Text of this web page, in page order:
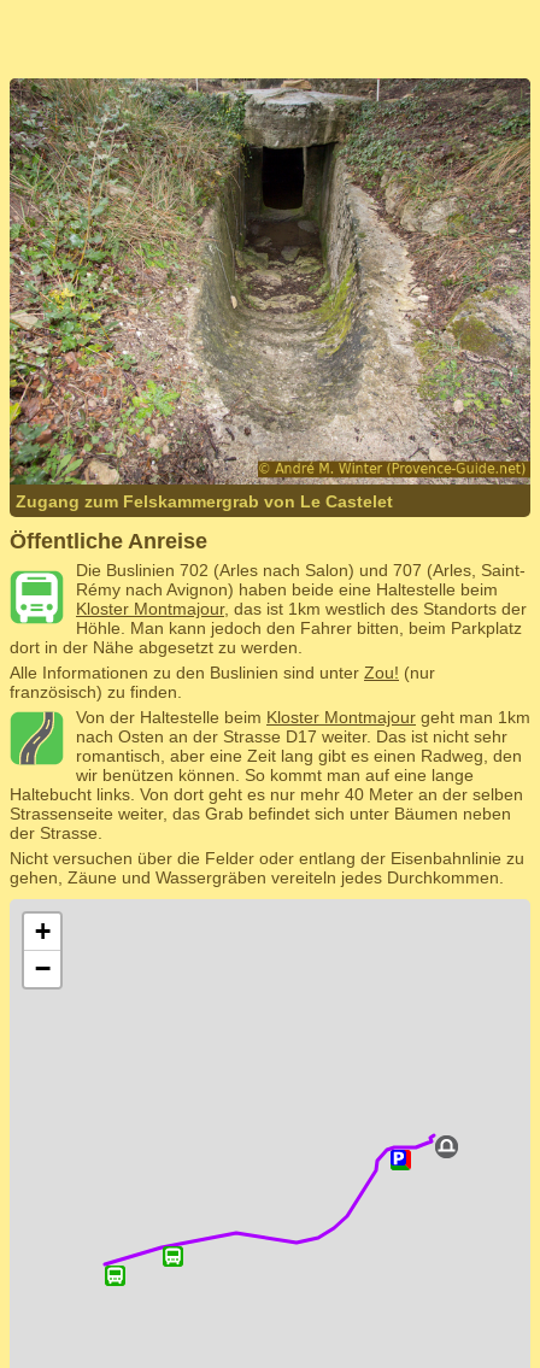
Zugang zum Felskammergrab von Le Castelet
Öffentliche Anreise
Die Buslinien 702 (Arles nach Salon) und 707 (Arles, Saint-
Rémy nach Avignon) haben beide eine Haltestelle beim
Kloster Montmajour, das ist 1km westlich des Standorts der
Höhle. Man kann jedoch den Fahrer bitten, beim Parkplatz
dort in der Nähe abgesetzt zu werden.
Alle Informationen zu den Buslinien sind unter Zou! (nur
französisch) zu finden.
Von der Haltestelle beim Kloster Montmajour geht man 1km
nach Osten an der Strasse D17 weiter. Das ist nicht sehr
romantisch, aber eine Zeit lang gibt es einen Radweg, den
wir benützen können. So kommt man auf eine lange
Haltebucht links. Von dort geht es nur mehr 40 Meter an der selben
Strassenseite weiter, das Grab befindet sich unter Bäumen neben
der Strasse.
Nicht versuchen über die Felder oder entlang der Eisenbahnlinie zu
gehen, Zäune und Wassergräben vereiteln jedes Durchkommen.
+
−